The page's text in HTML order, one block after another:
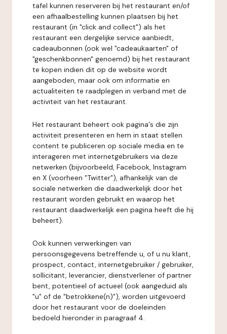
tafel kunnen reserveren bij het restaurant en/of
een afhaalbestelling kunnen plaatsen bij het
restaurant (in "click and collect") als het
restaurant een dergelijke service aanbiedt,
cadeaubonnen (ook wel "cadeaukaarten" of
"geschenkbonnen" genoemd) bij het restaurant
te kopen indien dit op de website wordt
aangeboden, maar ook om informatie en
actualiteiten te raadplegen in verband met de
activiteit van het restaurant.
Het restaurant beheert ook pagina's die zijn
activiteit presenteren en hem in staat stellen
content te publiceren op sociale media en te
interageren met internetgebruikers via deze
netwerken (bijvoorbeeld, Facebook, Instagram
en X (voorheen "Twitter"), afhankelijk van de
sociale netwerken die daadwerkelijk door het
restaurant worden gebruikt en waarop het
restaurant daadwerkelijk een pagina heeft die hij
beheert).
Ook kunnen verwerkingen van
persoonsgegevens betreffende u, of u nu klant,
prospect, contact, internetgebruiker / gebruiker,
sollicitant, leverancier, dienstverlener of partner
bent, potentieel of actueel (ook aangeduid als
"u" of de "betrokkene(n)"), worden uitgevoerd
door het restaurant voor de doeleinden
bedoeld hieronder in paragraaf 4.